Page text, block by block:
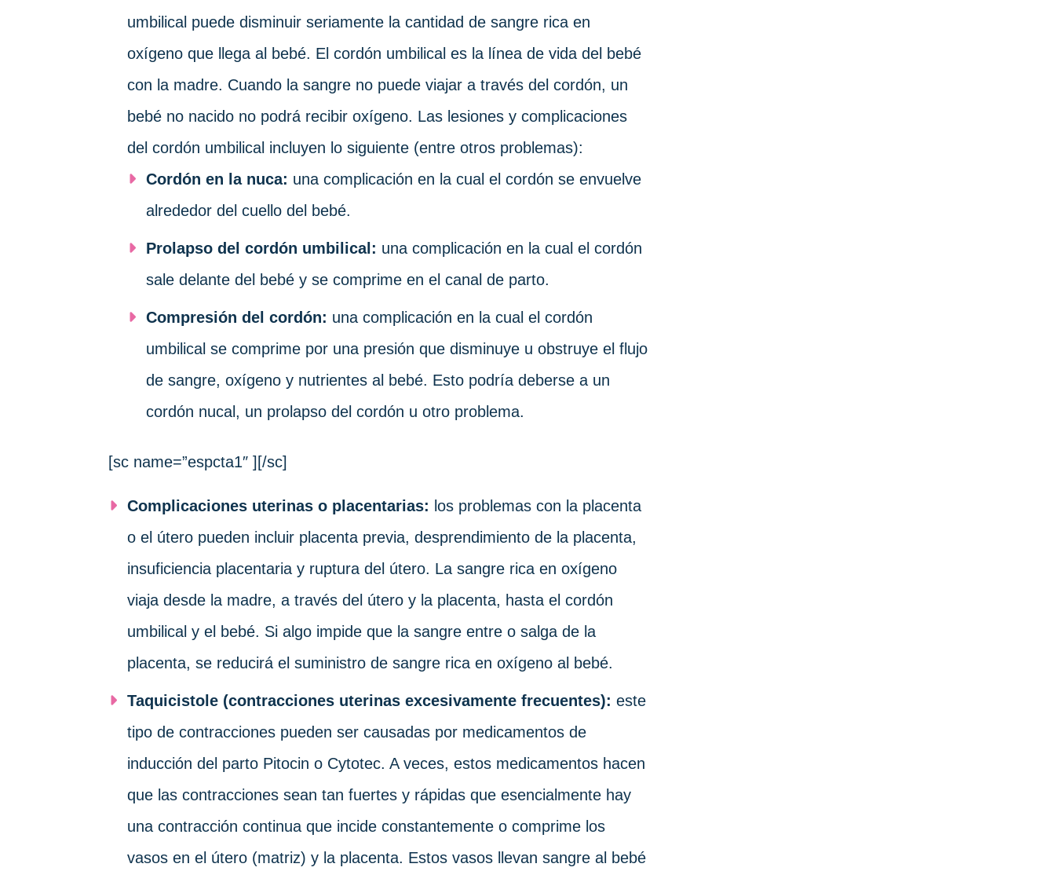
umbilical puede disminuir seriamente la cantidad de sangre rica en
oxígeno que llega al bebé. El cordón umbilical es la línea de vida del bebé
con la madre. Cuando la sangre no puede viajar a través del cordón, un
bebé no nacido no podrá recibir oxígeno. Las lesiones y complicaciones
del cordón umbilical incluyen lo siguiente (entre otros problemas):
Cordón en la nuca: una complicación en la cual el cordón se envuelve
alrededor del cuello del bebé.
Prolapso del cordón umbilical: una complicación en la cual el cordón
sale delante del bebé y se comprime en el canal de parto.
Compresión del cordón: una complicación en la cual el cordón
umbilical se comprime por una presión que disminuye u obstruye el flujo
de sangre, oxígeno y nutrientes al bebé. Esto podría deberse a un
cordón nucal, un prolapso del cordón u otro problema.
[sc name=”espcta1″ ][/sc]
Complicaciones uterinas o placentarias: los problemas con la placenta
o el útero pueden incluir placenta previa, desprendimiento de la placenta,
insuficiencia placentaria y ruptura del útero. La sangre rica en oxígeno
viaja desde la madre, a través del útero y la placenta, hasta el cordón
umbilical y el bebé. Si algo impide que la sangre entre o salga de la
placenta, se reducirá el suministro de sangre rica en oxígeno al bebé.
Taquicistole (contracciones uterinas excesivamente frecuentes): este
tipo de contracciones pueden ser causadas por medicamentos de
inducción del parto Pitocin o Cytotec. A veces, estos medicamentos hacen
que las contracciones sean tan fuertes y rápidas que esencialmente hay
una contracción continua que incide constantemente o comprime los
vasos en el útero (matriz) y la placenta. Estos vasos llevan sangre al bebé